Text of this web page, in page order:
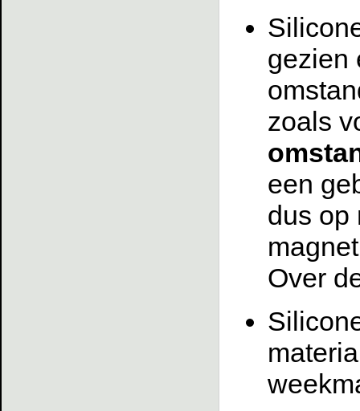
gezien
zoals
een
dus op
Over